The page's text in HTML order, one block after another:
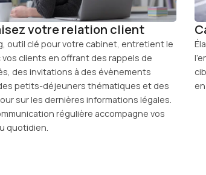
votre relation client
outil clé pour votre cabinet, entretient le
vos clients en offrant des rappels de
des invitations à des évènements
petits-déjeuners thématiques et des
sur les dernières informations légales.
régulière accompagne vos
quotidien.